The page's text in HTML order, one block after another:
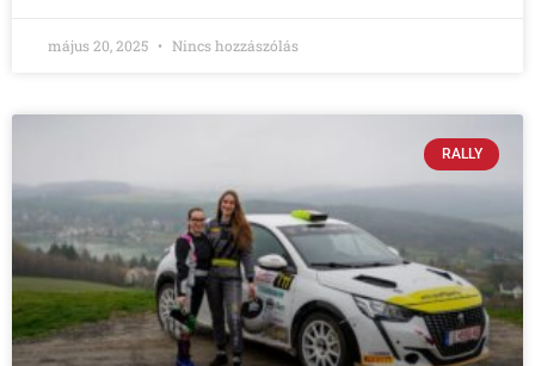
május 20, 2025 Nincs hozzászólás
RALLY